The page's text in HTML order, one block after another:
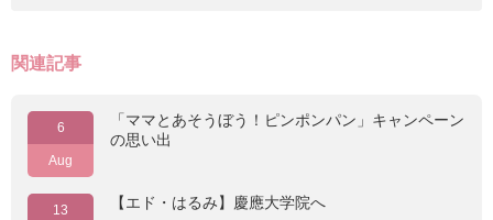
関連記事
6
Aug
「ママとあそうぼう！ピンポンパン」キャンペーン
の思い出
13 【エド・はるみ】慶應大学院へ